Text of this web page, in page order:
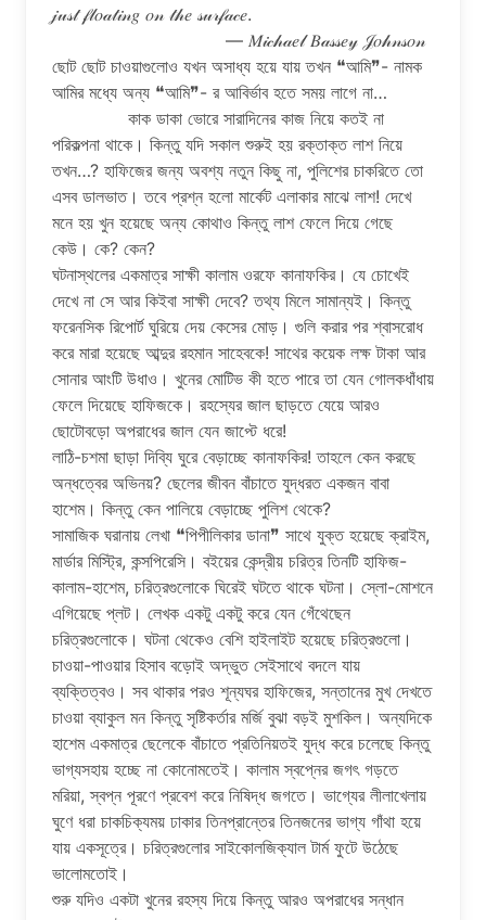
𝒿𝓊𝓈𝓉 𝒻𝓁𝑜𝒶𝓉𝒾𝓃𝑔 𝑜𝓃 𝓉𝒽𝑒 𝓈𝓊𝓇𝒻𝒶𝒸𝑒.
— 𝑀𝒾𝒸𝒽𝒶𝑒𝓁 𝐵𝒶𝓈𝓈𝑒𝓎 𝒥𝑜𝒽𝓃𝓈𝑜𝓃
ছোট ছোট চাওয়াগুলোও যখন অসাধ্য হয়ে যায় তখন ❝আমি❞- নামক
আমির মধ্যে অন্য ❝আমি❞- র আবির্ভাব হতে সময় লাগে না…
কাক ডাকা ভোরে সারাদিনের কাজ নিয়ে কতই না
পরিকল্পনা থাকে। কিন্তু যদি সকাল শুরুই হয় রক্তাক্ত লাশ নিয়ে
তখন…? হাফিজের জন্য অবশ্য নতুন কিছু না, পুলিশের চাকরিতে তো
এসব ডালভাত। তবে প্রশ্ন হলো মার্কেট এলাকার মাঝে লাশ! দেখে
মনে হয় খুন হয়েছে অন্য কোথাও কিন্তু লাশ ফেলে দিয়ে গেছে
কেউ। কে? কেন?
ঘটনাস্থলের একমাত্র সাক্ষী কালাম ওরফে কানাফকির। যে চোখেই
দেখে না সে আর কিইবা সাক্ষী দেবে? তথ্য মিলে সামান্যই। কিন্তু
ফরেনসিক রিপোর্ট ঘুরিয়ে দেয় কেসের মোড়। গুলি করার পর শ্বাসরোধ
করে মারা হয়েছে আব্দুর রহমান সাহেবকে! সাথের কয়েক লক্ষ টাকা আর
সোনার আংটি উধাও। খুনের মোটিভ কী হতে পারে তা যেন গোলকধাঁধায়
ফেলে দিয়েছে হাফিজকে। রহস্যের জাল ছাড়তে যেয়ে আরও
ছোটোবড়ো অপরাধের জাল যেন জাপ্টে ধরে!
লাঠি-চশমা ছাড়া দিব্যি ঘুরে বেড়াচ্ছে কানাফকির! তাহলে কেন করছে
অন্ধত্বের অভিনয়? ছেলের জীবন বাঁচাতে যুদ্ধরত একজন বাবা
হাশেম। কিন্তু কেন পালিয়ে বেড়াচ্ছে পুলিশ থেকে?
সামাজিক ঘরানায় লেখা ❝পিপীলিকার ডানা❞ সাথে যুক্ত হয়েছে ক্রাইম,
মার্ডার মিস্ট্রি, কন্সপিরেসি। বইয়ের কেন্দ্রীয় চরিত্র তিনটি হাফিজ-
কালাম-হাশেম, চরিত্রগুলোকে ঘিরেই ঘটতে থাকে ঘটনা। স্লো-মোশনে
এগিয়েছে প্লট। লেখক একটু একটু করে যেন গেঁথেছেন
চরিত্রগুলোকে। ঘটনা থেকেও বেশি হাইলাইট হয়েছে চরিত্রগুলো।
চাওয়া-পাওয়ার হিসাব বড়োই অদ্ভুত সেইসাথে বদলে যায়
ব্যক্তিত্বও। সব থাকার পরও শূন্যঘর হাফিজের, সন্তানের মুখ দেখতে
চাওয়া ব্যাকুল মন কিন্তু সৃষ্টিকর্তার মর্জি বুঝা বড়ই মুশকিল। অন্যদিকে
হাশেম একমাত্র ছেলেকে বাঁচাতে প্রতিনিয়তই যুদ্ধ করে চলেছে কিন্তু
ভাগ্যসহায় হচ্ছে না কোনোমতেই। কালাম স্বপ্নের জগৎ গড়তে
মরিয়া, স্বপ্ন পূরণে প্রবেশ করে নিষিদ্ধ জগতে। ভাগ্যের লীলাখেলায়
ঘুণে ধরা চাকচিক্যময় ঢাকার তিনপ্রান্তের তিনজনের ভাগ্য গাঁথা হয়ে
যায় একসূত্রে। চরিত্রগুলোর সাইকোলজিক্যাল টার্ম ফুটে উঠেছে
ভালোমতোই।
শুরু যদিও একটা খুনের রহস্য দিয়ে কিন্তু আরও অপরাধের সন্ধান